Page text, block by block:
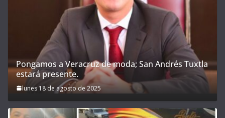
Pongamos a Veracruz de moda; San Andrés Tuxtla
estará presente.
lunes 18 de agosto de 2025